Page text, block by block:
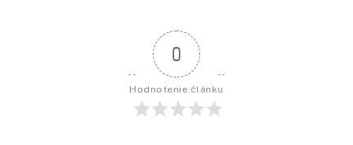
0
Hodnotenie článku